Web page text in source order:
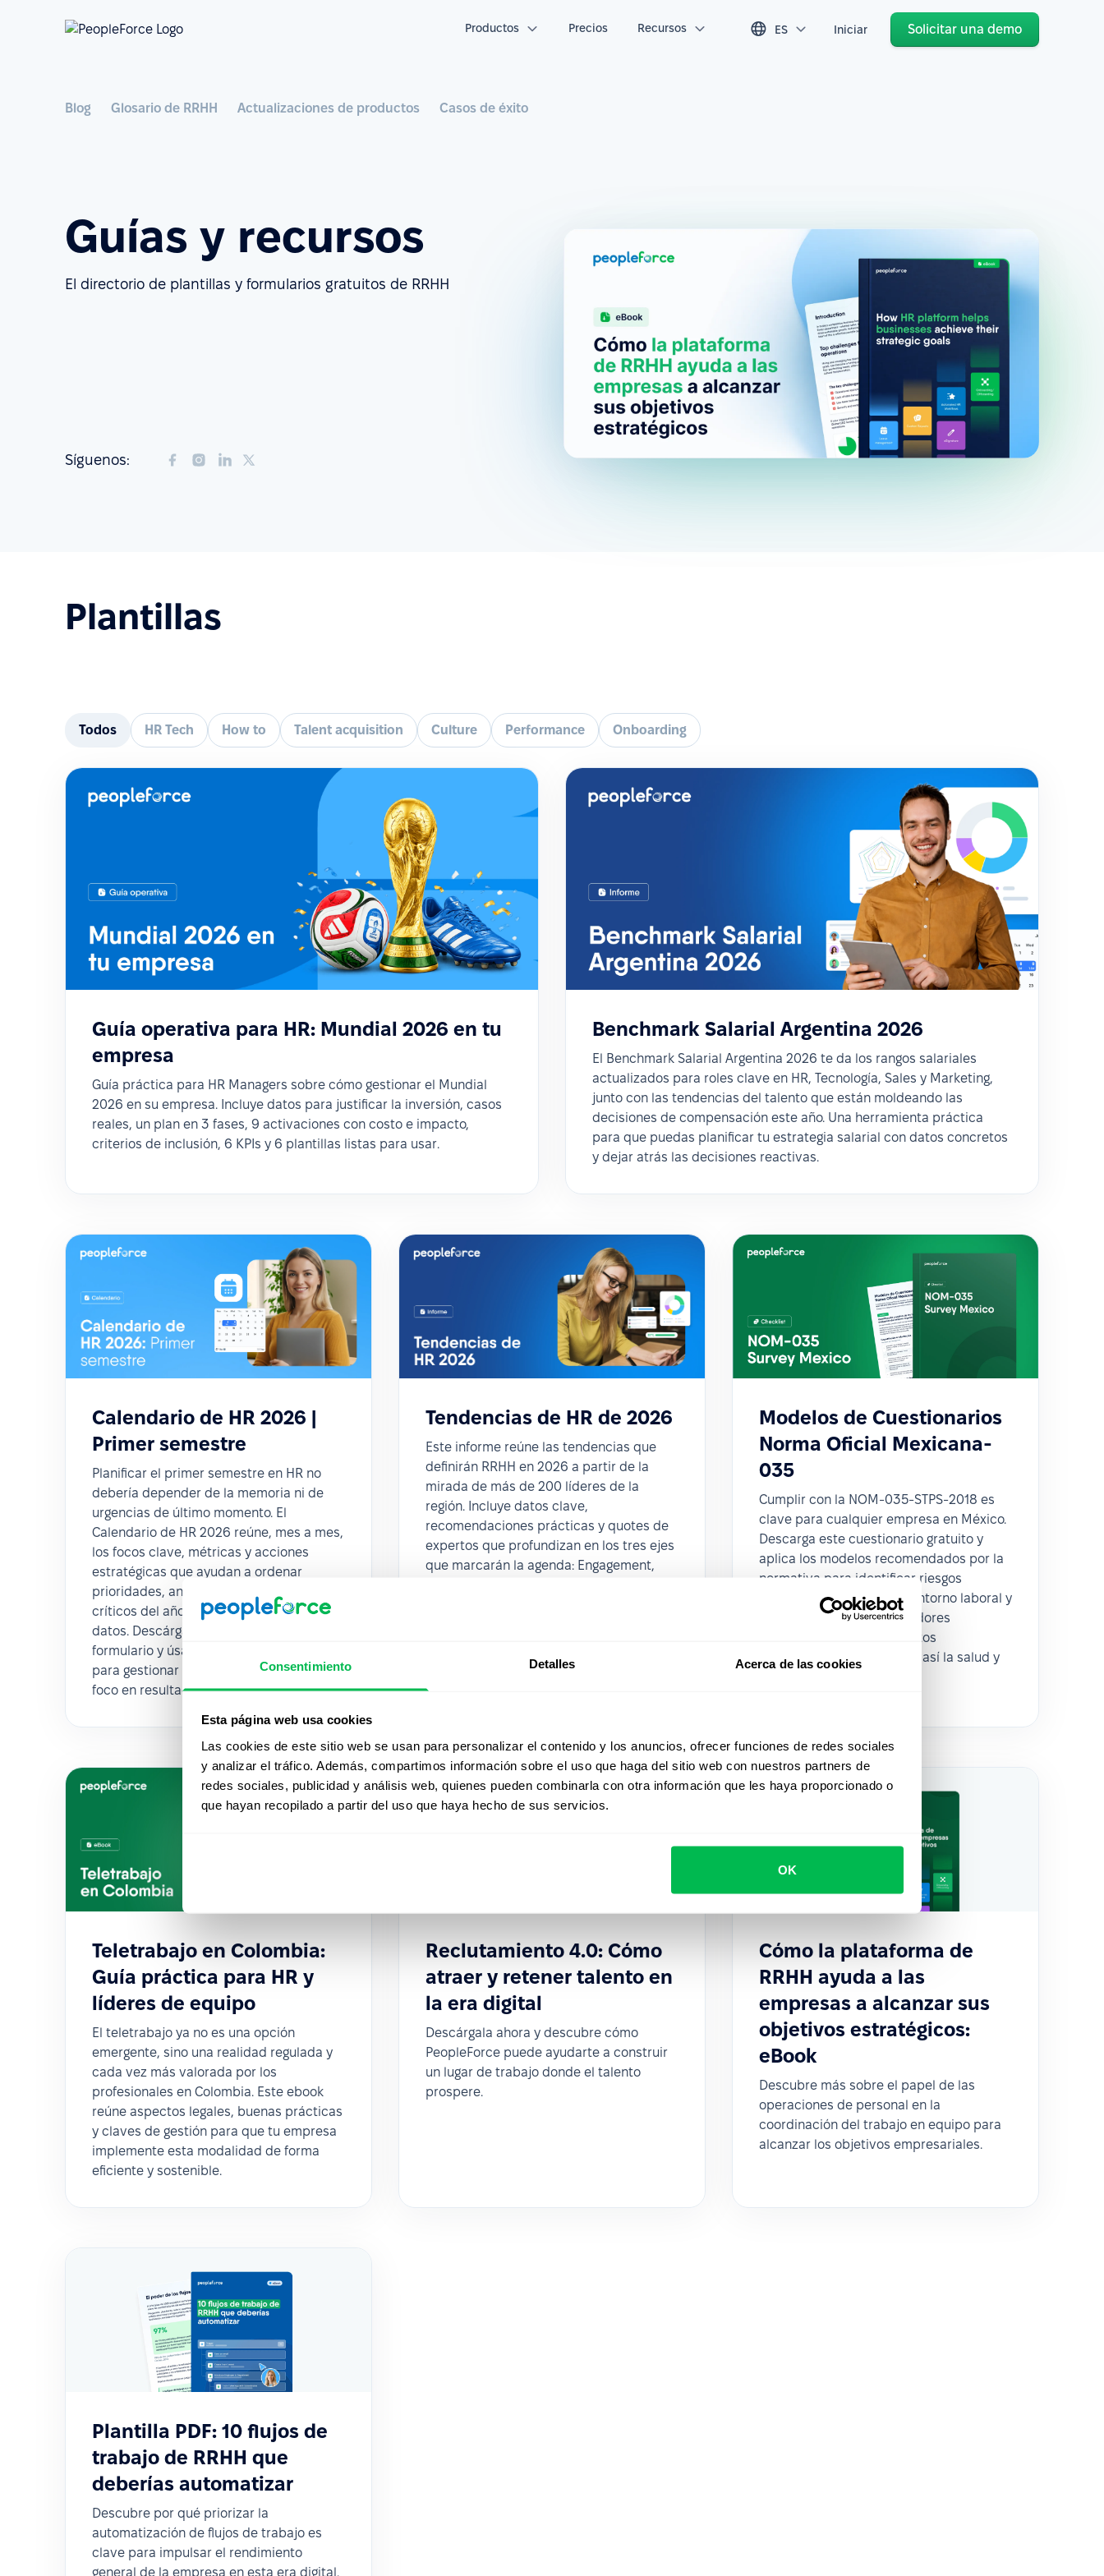
Consentimiento Detalles Acerca de las cookies
Esta página web usa cookies
Las cookies de este sitio web se usan para personalizar el contenido y los anuncios, ofrecer funciones de redes sociales
y analizar el tráfico. Además, compartimos información sobre el uso que haga del sitio web con nuestros partners de
redes sociales, publicidad y análisis web, quienes pueden combinarla con otra información que les haya proporcionado o
que hayan recopilado a partir del uso que haya hecho de sus servicios.
OK
Productos Precios Recursos ES Iniciar Solicitar una demo
Blog Glosario de RRHH Actualizaciones de productos Casos de éxito
Guías y recursos
El directorio de plantillas y formularios gratuitos de RRHH
Síguenos:
Plantillas
Todos HR Tech How to Talent acquisition Culture Performance Onboarding
Guía operativa para HR: Mundial 2026 en tu
empresa
Guía práctica para HR Managers sobre cómo gestionar el Mundial
2026 en su empresa. Incluye datos para justificar la inversión, casos
reales, un plan en 3 fases, 9 activaciones con costo e impacto,
criterios de inclusión, 6 KPIs y 6 plantillas listas para usar.
Benchmark Salarial Argentina 2026
El Benchmark Salarial Argentina 2026 te da los rangos salariales
actualizados para roles clave en HR, Tecnología, Sales y Marketing,
junto con las tendencias del talento que están moldeando las
decisiones de compensación este año. Una herramienta práctica
para que puedas planificar tu estrategia salarial con datos concretos
y dejar atrás las decisiones reactivas.
Calendario de HR 2026 |
Primer semestre
Planificar el primer semestre en HR no
debería depender de la memoria ni de
urgencias de último momento. El
Calendario de HR 2026 reúne, mes a mes,
los focos clave, métricas y acciones
estratégicas que ayudan a ordenar
prioridades, anticiparse a los momentos
críticos del año y tomar decisiones con
datos. Descárgalo gratis completando el
formulario y úsalo como guía práctica
para gestionar HR con más claridad y
foco en resultados.
Tendencias de HR de 2026
Este informe reúne las tendencias que
definirán RRHH en 2026 a partir de la
mirada de más de 200 líderes de la
región. Incluye datos clave,
recomendaciones prácticas y quotes de
expertos que profundizan en los tres ejes
que marcarán la agenda: Engagement,
Modelos de Cuestionarios
Norma Oficial Mexicana-
035
Cumplir con la NOM-035-STPS-2018 es
clave para cualquier empresa en México.
Descarga este cuestionario gratuito y
aplica los modelos recomendados por la
normativa para identificar riesgos
psicosociales, evaluar el entorno laboral y
detectar casos de trabajadores
expuestos a acontecimientos
traumáticos, fortaleciendo así la salud y
Teletrabajo en Colombia:
Guía práctica para HR y
líderes de equipo
El teletrabajo ya no es una opción
emergente, sino una realidad regulada y
cada vez más valorada por los
profesionales en Colombia. Este ebook
reúne aspectos legales, buenas prácticas
y claves de gestión para que tu empresa
implemente esta modalidad de forma
eficiente y sostenible.
Reclutamiento 4.0: Cómo
atraer y retener talento en
la era digital
Descárgala ahora y descubre cómo
PeopleForce puede ayudarte a construir
un lugar de trabajo donde el talento
prospere.
Cómo la plataforma de
RRHH ayuda a las
empresas a alcanzar sus
objetivos estratégicos:
eBook
Descubre más sobre el papel de las
operaciones de personal en la
coordinación del trabajo en equipo para
alcanzar los objetivos empresariales.
Plantilla PDF: 10 flujos de
trabajo de RRHH que
deberías automatizar
Descubre por qué priorizar la
automatización de flujos de trabajo es
clave para impulsar el rendimiento
general de la empresa en esta era digital.